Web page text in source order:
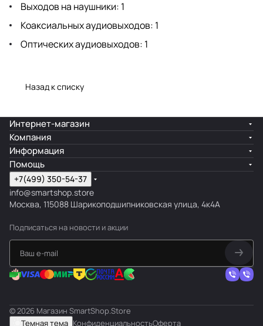
Выходов на наушники: 1
Коаксиальных аудиовыходов: 1
Оптических аудиовыходов: 1
Назад к списку
Интернет-магазин
Компания
Информация
Помощь
+7(499) 350-54-37
info@smartshop.store
Москва, 115088 Шарикоподшипниковская улица, 4к4А
Подписаться на новости и акции
© 2026 Магазин SmartShop.Store
Темная тема КонфиденциальностьОферта